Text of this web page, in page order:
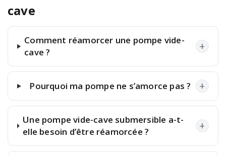
cave
Comment réamorcer une pompe vide-
cave ?
+
Pourquoi ma pompe ne s’amorce pas ? +
Une pompe vide-cave submersible a-t-
elle besoin d’être réamorcée ?
+